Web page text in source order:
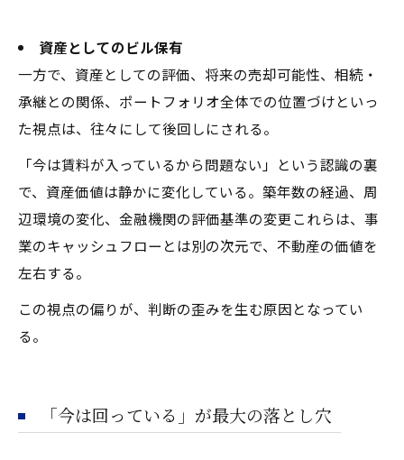
資産としてのビル保有
一方で、資産としての評価、将来の売却可能性、相続・
承継との関係、ポートフォリオ全体での位置づけといっ
た視点は、往々にして後回しにされる。
「今は賃料が入っているから問題ない」という認識の裏
で、資産価値は静かに変化している。築年数の経過、周
辺環境の変化、金融機関の評価基準の変更――これらは、事
業のキャッシュフローとは別の次元で、不動産の価値を
左右する。
この視点の偏りが、判断の歪みを生む原因となってい
る。
「今は回っている」が最大の落とし穴